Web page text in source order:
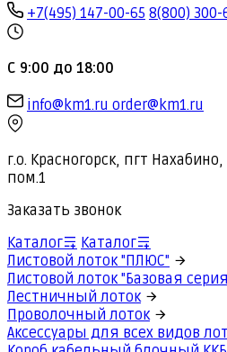
+7(495) 147-00-65 8(800) 300-
С 9:00 до 18:00
info@km1.ru order@km1.ru
г.о. Красногорск, пгт
пом.1
Заказать звонок
Каталог
Каталог
Листовой лоток "ПЛЮС"
Листовой лоток "Базовая
Лестничный лоток
Проволочный лоток
Аксессуары для всех видов